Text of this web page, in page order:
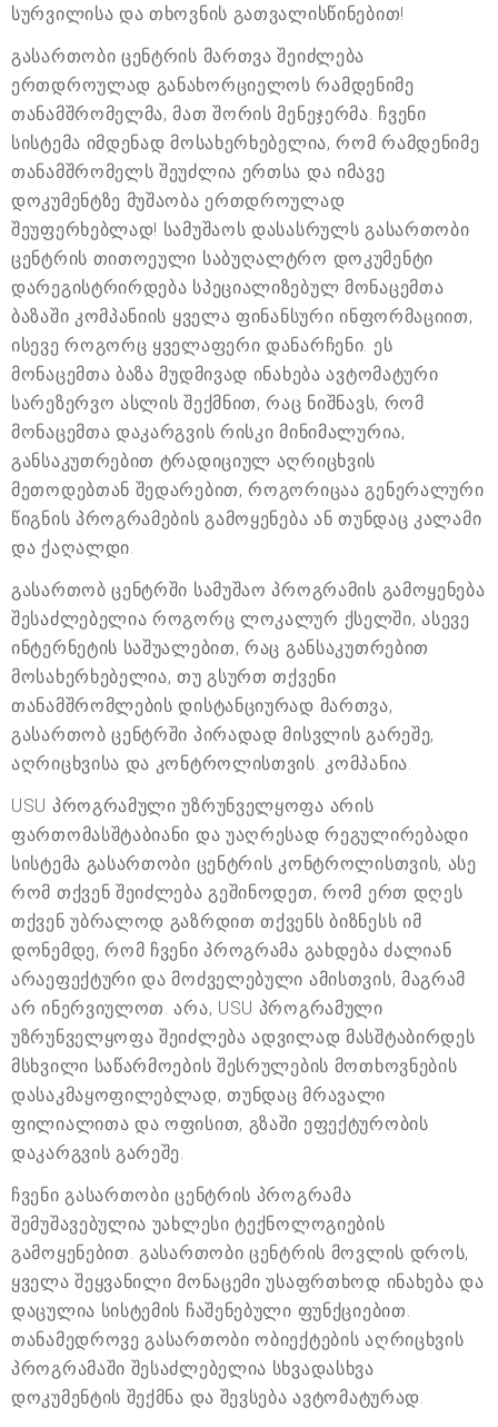
სურვილისა და თხოვნის გათვალისწინებით!
გასართობი ცენტრის მართვა შეიძლება
ერთდროულად განახორციელოს რამდენიმე
თანამშრომელმა, მათ შორის მენეჯერმა. ჩვენი
სისტემა იმდენად მოსახერხებელია, რომ რამდენიმე
თანამშრომელს შეუძლია ერთსა და იმავე
დოკუმენტზე მუშაობა ერთდროულად
შეუფერხებლად! სამუშაოს დასასრულს გასართობი
ცენტრის თითოეული საბუღალტრო დოკუმენტი
დარეგისტრირდება სპეციალიზებულ მონაცემთა
ბაზაში კომპანიის ყველა ფინანსური ინფორმაციით,
ისევე როგორც ყველაფერი დანარჩენი. ეს
მონაცემთა ბაზა მუდმივად ინახება ავტომატური
სარეზერვო ასლის შექმნით, რაც ნიშნავს, რომ
მონაცემთა დაკარგვის რისკი მინიმალურია,
განსაკუთრებით ტრადიციულ აღრიცხვის
მეთოდებთან შედარებით, როგორიცაა გენერალური
წიგნის პროგრამების გამოყენება ან თუნდაც კალამი
და ქაღალდი.
გასართობ ცენტრში სამუშაო პროგრამის გამოყენება
შესაძლებელია როგორც ლოკალურ ქსელში, ასევე
ინტერნეტის საშუალებით, რაც განსაკუთრებით
მოსახერხებელია, თუ გსურთ თქვენი
თანამშრომლების დისტანციურად მართვა,
გასართობ ცენტრში პირადად მისვლის გარეშე,
აღრიცხვისა და კონტროლისთვის. კომპანია.
USU პროგრამული უზრუნველყოფა არის
ფართომასშტაბიანი და უაღრესად რეგულირებადი
სისტემა გასართობი ცენტრის კონტროლისთვის, ასე
რომ თქვენ შეიძლება გეშინოდეთ, რომ ერთ დღეს
თქვენ უბრალოდ გაზრდით თქვენს ბიზნესს იმ
დონემდე, რომ ჩვენი პროგრამა გახდება ძალიან
არაეფექტური და მოძველებული ამისთვის, მაგრამ
არ ინერვიულოთ. არა, USU პროგრამული
უზრუნველყოფა შეიძლება ადვილად მასშტაბირდეს
მსხვილი საწარმოების შესრულების მოთხოვნების
დასაკმაყოფილებლად, თუნდაც მრავალი
ფილიალითა და ოფისით, გზაში ეფექტურობის
დაკარგვის გარეშე.
ჩვენი გასართობი ცენტრის პროგრამა
შემუშავებულია უახლესი ტექნოლოგიების
გამოყენებით. გასართობი ცენტრის მოვლის დროს,
ყველა შეყვანილი მონაცემი უსაფრთხოდ ინახება და
დაცულია სისტემის ჩაშენებული ფუნქციებით.
თანამედროვე გასართობი ობიექტების აღრიცხვის
პროგრამაში შესაძლებელია სხვადასხვა
დოკუმენტის შექმნა და შევსება ავტომატურად.